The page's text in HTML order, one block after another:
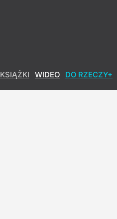
KSIĄŻKI WIDEO DO RZECZY+